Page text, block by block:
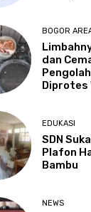
BOGOR
dan
Diprotes
EDUKASI
SDN
Plafon
Bambu
NEWS